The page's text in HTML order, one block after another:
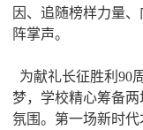
因、追随榜样力量
阵掌声。
为献礼长征胜利90
梦，学校精心筹备
氛围。第一场新时